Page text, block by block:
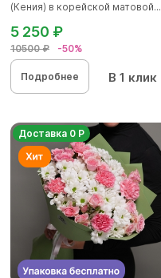
(Кения) в корейской матовой...
10500 ₽ -50%
5 250 ₽
Подробнее В 1 клик
Доставка 0 Р